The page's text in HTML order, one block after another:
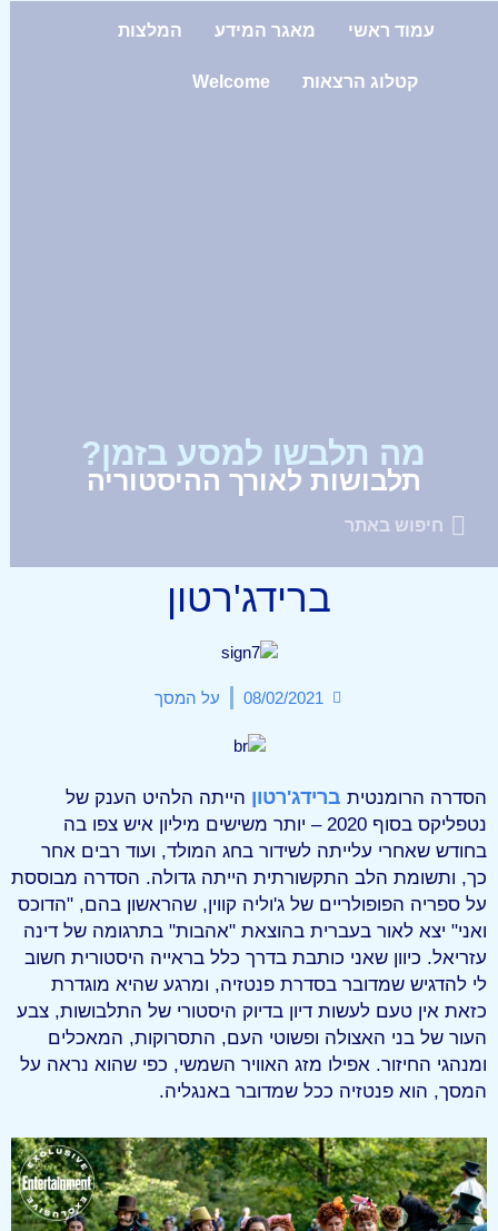
עמוד ראשי מאגר המידע המלצות
קטלוג הרצאות Welcome
מה תלבשו למסע בזמן?
תלבושות לאורך ההיסטוריה
ברידג'רטון
08/02/2021 על המסך
הסדרה הרומנטית ברידג'רטון הייתה הלהיט הענק של
נטפליקס בסוף 2020 – יותר משישים מיליון איש צפו בה
בחודש שאחרי עלייתה לשידור בחג המולד, ועוד רבים אחר
כך, ותשומת הלב התקשורתית הייתה גדולה. הסדרה מבוססת
על ספריה הפופולריים של ג'וליה קווין, שהראשון בהם, "הדוכס
ואני" יצא לאור בעברית בהוצאת "אהבות" בתרגומה של דינה
עזריאל. כיוון שאני כותבת בדרך כלל בראייה היסטורית חשוב
לי להדגיש שמדובר בסדרת פנטזיה, ומרגע שהיא מוגדרת
כזאת אין טעם לעשות דיון בדיוק היסטורי של התלבושות, צבע
העור של בני האצולה ופשוטי העם, התסרוקות, המאכלים
ומנהגי החיזור. אפילו מזג האוויר השמשי, כפי שהוא נראה על
המסך, הוא פנטזיה ככל שמדובר באנגליה.